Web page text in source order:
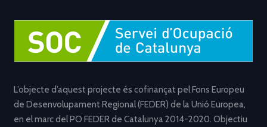
L’objecte d’aquest projecte és cofinançat pel Fons Europeu
de Desenvolupament Regional (FEDER) de la Unió Europea,
en el marc del PO FEDER de Catalunya 2014-2020. Objectiu